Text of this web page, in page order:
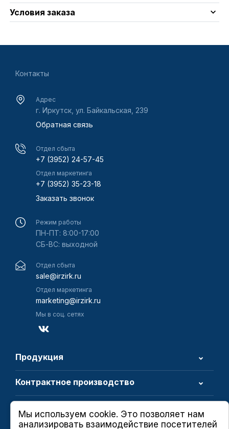
Условия заказа
Контакты
Адрес
г. Иркутск, ул. Байкальская, 239
Обратная связь
Отдел сбыта
+7 (3952) 24-57-45
Отдел маркетинга
+7 (3952) 35-23-18
Заказать звонок
Режим работы
ПН-ПТ: 8:00-17:00
СБ-ВС: выходной
Отдел сбыта
sale@irzirk.ru
Отдел маркетинга
marketing@irzirk.ru
Мы в соц. сетях
Продукция
Контрактное производство
Мы используем cookie. Это позволяет нам
анализировать взаимодействие посетителей